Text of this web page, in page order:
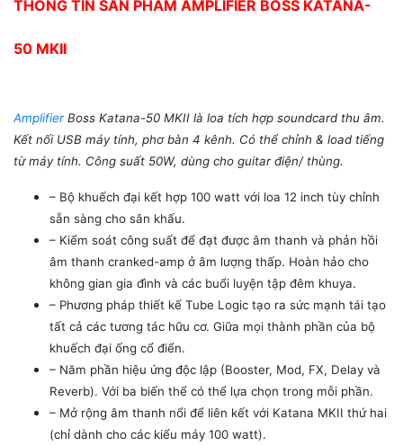
THÔNG TIN SẢN PHẨM AMPLIFIER BOSS KATANA-
50 MKII
AmplifierBoss Katana-50 MKII là loa tích hợp soundcard thu âm.
Kết nối USB máy tính, phơ bàn 4 kênh. Có thể chỉnh & load tiếng
từ máy tính. Công suất 50W, dùng cho guitar điện/ thùng.
– Bộ khuếch đại kết hợp 100 watt với loa 12 inch tùy chỉnh
sẵn sàng cho sân khấu.
– Kiểm soát công suất để đạt được âm thanh và phản hồi
âm thanh cranked-amp ở âm lượng thấp. Hoàn hảo cho
không gian gia đình và các buổi luyện tập đêm khuya.
– Phương pháp thiết kế Tube Logic tạo ra sức mạnh tái tạo
tất cả các tương tác hữu cơ. Giữa mọi thành phần của bộ
khuếch đại ống cổ điển.
– Năm phần hiệu ứng độc lập (Booster, Mod, FX, Delay và
Reverb). Với ba biến thể có thể lựa chọn trong mỗi phần.
– Mở rộng âm thanh nổi để liên kết với Katana MKII thứ hai
(chỉ dành cho các kiểu máy 100 watt).